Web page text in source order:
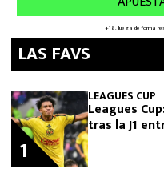
LAS FAVS
LEAGUES CUP
Leagues
tras la J1
1